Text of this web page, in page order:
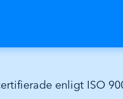
enligt ISO